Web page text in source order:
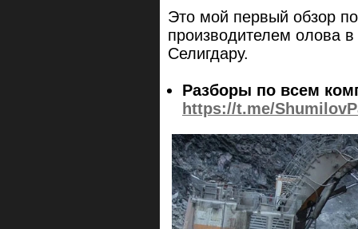
Это мой первый обзор
производителем олова
Селигдару.
Разборы по всем
https://t.me/